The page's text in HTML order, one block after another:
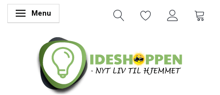
Skifte navigation
Menu